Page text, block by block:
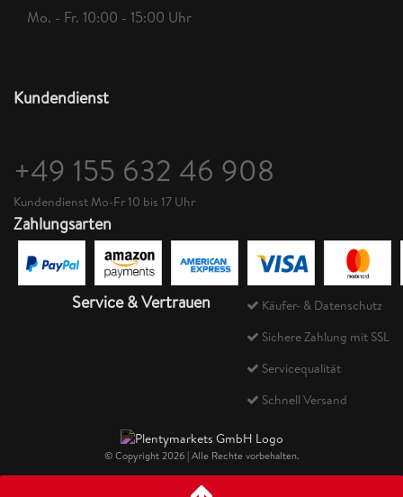
Mo. - Fr. 10:00 - 15:00 Uhr
Kundendienst
+49 155 632 46 908
Kundendienst Mo-Fr 10 bis 17 Uhr
Zahlungsarten
Service & Vertrauen
Käufer- & Datenschutz
Sichere Zahlung mit SSL
Servicequalität
Schnell Versand
© Copyright 2026 | Alle Rechte vorbehalten.